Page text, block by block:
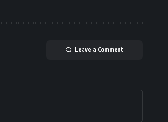
Leave a Comment